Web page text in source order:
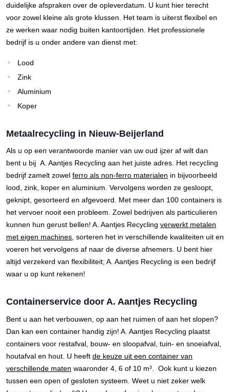
duidelijke afspraken over de opleverdatum. U kunt hier terecht
voor zowel kleine als grote klussen. Het team is uiterst flexibel en
ze werken waar nodig buiten kantoortijden. Het professionele
bedrijf is u onder andere van dienst met:
Lood
Zink
Aluminium
Koper
Metaalrecycling in Nieuw-Beijerland
Als u op een verantwoorde manier van uw oud ijzer af wilt dan
bent u bij A. Aantjes Recycling aan het juiste adres. Het recycling
bedrijf zamelt zowel ferro als non-ferro materialen in bijvoorbeeld
lood, zink, koper en aluminium. Vervolgens worden ze gesloopt,
geknipt, gesorteerd en afgevoerd. Met meer dan 100 containers is
het vervoer nooit een probleem. Zowel bedrijven als particulieren
kunnen hun gerust bellen! A. Aantjes Recycling verwerkt metalen
met eigen machines, sorteren het in verschillende kwaliteiten uit en
voeren het vervolgens af naar de diverse afnemers. U bent hier
altijd verzekerd van flexibiliteit; A. Aantjes Recycling is een bedrijf
waar u op kunt rekenen!
Containerservice door A. Aantjes Recycling
Bent u aan het verbouwen, op aan het ruimen of aan het slopen?
Dan kan een container handig zijn! A. Aantjes Recycling plaatst
containers voor restafval, bouw- en sloopafval, tuin- en snoeiafval,
houtafval en hout. U heeft de keuze uit een container van
verschillende maten waaronder 4, 6 of 10 m³. Ook kunt u kiezen
tussen een open of gesloten systeem. Weet u niet zeker welk